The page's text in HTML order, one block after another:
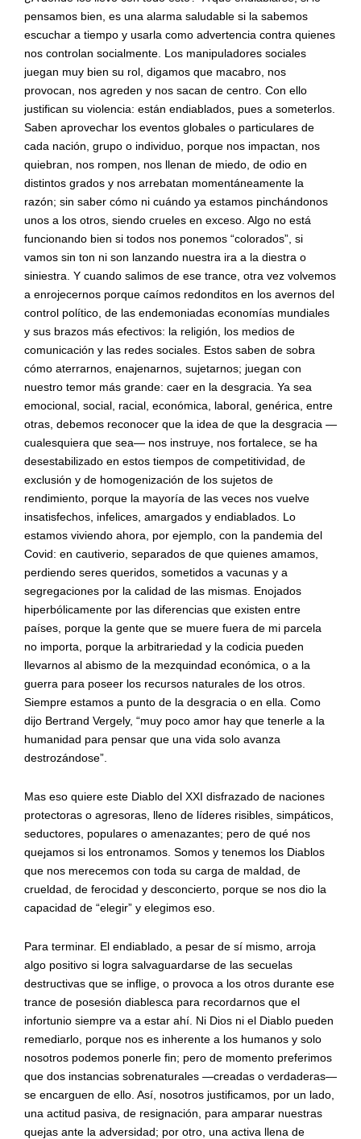
pensamos bien, es una alarma saludable si la sabemos
escuchar a tiempo y usarla como advertencia contra quienes
nos controlan socialmente. Los manipuladores sociales
juegan muy bien su rol, digamos que macabro, nos
provocan, nos agreden y nos sacan de centro. Con ello
justifican su violencia: están endiablados, pues a someterlos.
Saben aprovechar los eventos globales o particulares de
cada nación, grupo o individuo, porque nos impactan, nos
quiebran, nos rompen, nos llenan de miedo, de odio en
distintos grados y nos arrebatan momentáneamente la
razón; sin saber cómo ni cuándo ya estamos pinchándonos
unos a los otros, siendo crueles en exceso. Algo no está
funcionando bien si todos nos ponemos “colorados”, si
vamos sin ton ni son lanzando nuestra ira a la diestra o
siniestra. Y cuando salimos de ese trance, otra vez volvemos
a enrojecernos porque caímos redonditos en los avernos del
control político, de las endemoniadas economías mundiales
y sus brazos más efectivos: la religión, los medios de
comunicación y las redes sociales. Estos saben de sobra
cómo aterrarnos, enajenarnos, sujetarnos; juegan con
nuestro temor más grande: caer en la desgracia. Ya sea
emocional, social, racial, económica, laboral, genérica, entre
otras, debemos reconocer que la idea de que la desgracia —
cualesquiera que sea— nos instruye, nos fortalece, se ha
desestabilizado en estos tiempos de competitividad, de
exclusión y de homogenización de los sujetos de
rendimiento, porque la mayoría de las veces nos vuelve
insatisfechos, infelices, amargados y endiablados. Lo
estamos viviendo ahora, por ejemplo, con la pandemia del
Covid: en cautiverio, separados de que quienes amamos,
perdiendo seres queridos, sometidos a vacunas y a
segregaciones por la calidad de las mismas. Enojados
hiperbólicamente por las diferencias que existen entre
países, porque la gente que se muere fuera de mi parcela
no importa, porque la arbitrariedad y la codicia pueden
llevarnos al abismo de la mezquindad económica, o a la
guerra para poseer los recursos naturales de los otros.
Siempre estamos a punto de la desgracia o en ella. Como
dijo Bertrand Vergely, “muy poco amor hay que tenerle a la
humanidad para pensar que una vida solo avanza
destrozándose”.
Mas eso quiere este Diablo del XXI disfrazado de naciones
protectoras o agresoras, lleno de líderes risibles, simpáticos,
seductores, populares o amenazantes; pero de qué nos
quejamos si los entronamos. Somos y tenemos los Diablos
que nos merecemos con toda su carga de maldad, de
crueldad, de ferocidad y desconcierto, porque se nos dio la
capacidad de “elegir” y elegimos eso.
Para terminar. El endiablado, a pesar de sí mismo, arroja
algo positivo si logra salvaguardarse de las secuelas
destructivas que se inflige, o provoca a los otros durante ese
trance de posesión diablesca para recordarnos que el
infortunio siempre va a estar ahí. Ni Dios ni el Diablo pueden
remediarlo, porque nos es inherente a los humanos y solo
nosotros podemos ponerle fin; pero de momento preferimos
que dos instancias sobrenaturales —creadas o verdaderas—
se encarguen de ello. Así, nosotros justificamos, por un lado,
una actitud pasiva, de resignación, para amparar nuestras
quejas ante la adversidad; por otro, una activa llena de